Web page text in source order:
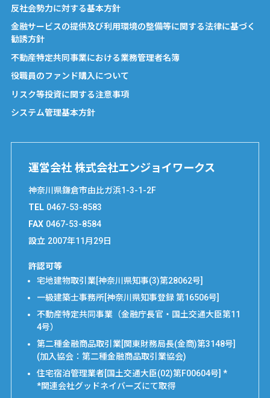
反社会勢力に対する基本方針
金融サービスの提供及び利用環境の整備等に関する法律に基づく
勧誘方針
不動産特定共同事業における業務管理者名簿
役職員のファンド購入について
リスク等投資に関する注意事項
システム管理基本方針
運営会社 株式会社エンジョイワークス
神奈川県鎌倉市由比ガ浜1-3-1-2F
TEL 0467-53-8583
FAX 0467-53-8584
設立 2007年11月29日
許認可等
宅地建物取引業[神奈川県知事(3)第28062号]
一級建築士事務所[神奈川県知事登録 第16506号]
不動産特定共同事業（金融庁長官・国土交通大臣第11
4号）
第二種金融商品取引業[関東財務局長(金商)第3148号]
(加入協会：第二種金融商品取引業協会)
住宅宿泊管理業者[国土交通大臣(02)第F00604号] *
*関連会社グッドネイバーズにて取得